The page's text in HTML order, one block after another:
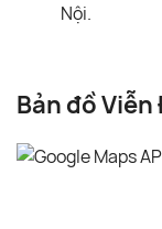
Nội.
Bản đồ